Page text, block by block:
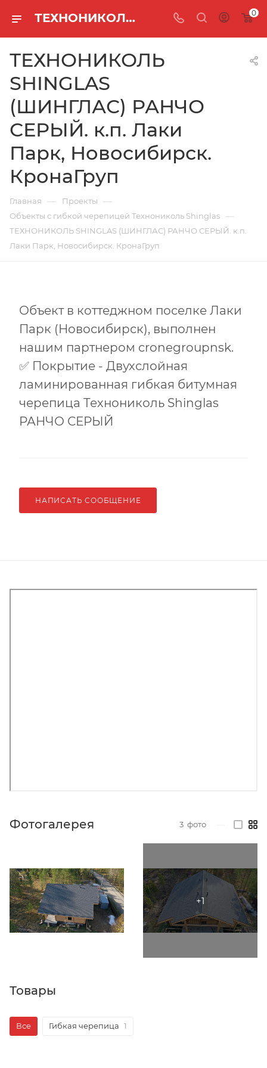
ТЕХНОНИКОЛЬ SHINGLAS (ШИНГЛАС) РАНЧО СЕРЫЙ. к.п. Лаки Парк, Новосибирск. КронаГруп 0
ТЕХНОНИКОЛЬ
SHINGLAS
(ШИНГЛАС) РАНЧО
СЕРЫЙ. к.п. Лаки
Парк, Новосибирск.
КронаГруп
Главная — Проекты —
Объекты с гибкой черепицей Технониколь Shinglas —
ТЕХНОНИКОЛЬ SHINGLAS (ШИНГЛАС) РАНЧО СЕРЫЙ. к.п.
Лаки Парк, Новосибирск. КронаГруп
Объект в коттеджном поселке Лаки
Парк (Новосибирск), выполнен
нашим партнером cronegroupnsk.
✅ Покрытие - Двухслойная
ламинированная гибкая битумная
черепица Технониколь Shinglas
РАНЧО СЕРЫЙ
НАПИСАТЬ СООБЩЕНИЕ
Фотогалерея 3 фото
Товары
Все Гибкая черепица 1